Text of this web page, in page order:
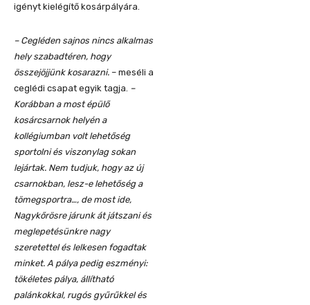
igényt kielégítő kosárpályára.
– Cegléden sajnos nincs alkalmas
hely szabadtéren, hogy
összejöjjünk kosarazni. – meséli a
ceglédi csapat egyik tagja. –
Korábban a most épülő
kosárcsarnok helyén a
kollégiumban volt lehetőség
sportolni és viszonylag sokan
lejártak. Nem tudjuk, hogy az új
csarnokban, lesz-e lehetőség a
tömegsportra…, de most ide,
Nagykőrösre járunk át játszani és
meglepetésünkre nagy
szeretettel és lelkesen fogadtak
minket. A pálya pedig eszményi:
tökéletes pálya, állítható
palánkokkal, rugós gyűrűkkel és